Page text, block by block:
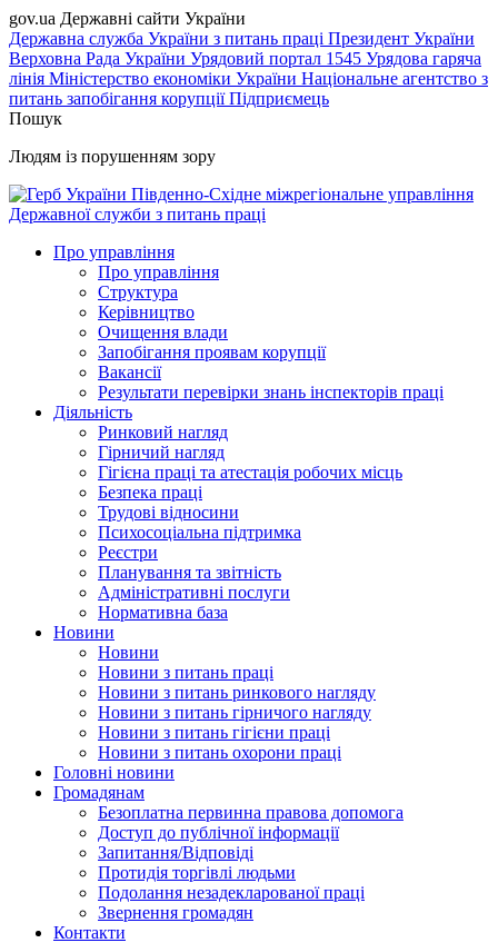
gov.ua Державні сайти України
Державна служба України з питань праці Президент України
Верховна Рада України Урядовий портал 1545 Урядова гаряча
лінія Міністерство економіки України Національне агентство з
питань запобігання корупціїПідприємець
Пошук
Людям із порушенням зору
Південно-Східне міжрегіональне управління
Державної служби з питань праці
Про управління
Про управління
Структура
Керівництво
Очищення влади
Запобігання проявам корупції
Вакансії
Результати перевірки знань інспекторів праці
Діяльність
Ринковий нагляд
Гірничий нагляд
Гігієна праці та атестація робочих місць
Безпека праці
Трудові відносини
Психосоціальна підтримка
Реєстри
Планування та звітність
Адміністративні послуги
Нормативна база
Новини
Новини
Новини з питань праці
Новини з питань ринкового нагляду
Новини з питань гірничого нагляду
Новини з питань гігієни праці
Новини з питань охорони праці
Головні новини
Громадянам
Безоплатна первинна правова допомога
Доступ до публічної інформації
Запитання/Відповіді
Протидія торгівлі людьми
Подолання незадекларованої праці
Звернення громадян
Контакти